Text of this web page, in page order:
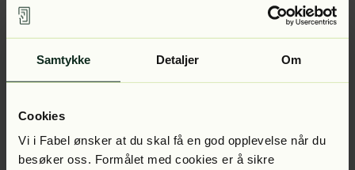
Samtykke Detaljer Om
Cookies
Vi i Fabel ønsker at du skal få en god opplevelse når du
besøker oss. Formålet med cookies er å sikre